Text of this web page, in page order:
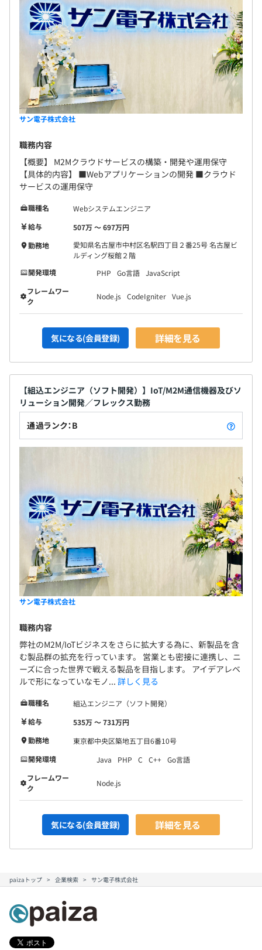
サン電子株式会社
職務内容
【概要】 M2Mクラウドサービスの構築・開発や運用保守
【具体的内容】 ■Webアプリケーションの開発 ■クラウド
サービスの運用保守
職種名
Webシステムエンジニア
給与
507万 〜 697万円
勤務地
愛知県名古屋市中村区名駅四丁目２番25号 名古屋ビ
ルディング桜館２階
開発環境
PHP Go言語 JavaScript
フレームワー
ク
Node.js CodeIgniter Vue.js
気になる(会員登録) 詳細を見る
【組込エンジニア（ソフト開発）】IoT/M2M通信機器及びソ
リューション開発／フレックス勤務
通過ランク：B
サン電子株式会社
職務内容
弊社のM2M/IoTビジネスをさらに拡大する為に、新製品を含
む製品群の拡充を行っています。 営業とも密接に連携し、ニ
ーズに合った世界で戦える製品を目指します。 アイデアレベ
ルで形になっていなモノ... 詳しく見る
職種名
組込エンジニア（ソフト開発）
給与
535万 〜 731万円
勤務地
東京都中央区築地五丁目6番10号
開発環境
Java PHP C C++ Go言語
フレームワー
ク
Node.js
気になる(会員登録) 詳細を見る
paizaトップ 企業検索 サン電子株式会社